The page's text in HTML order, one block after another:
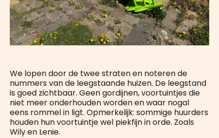
We lopen door de twee straten en noteren de
nummers van de leegstaande huizen. De leegstand
is goed zichtbaar. Geen gordijnen, voortuintjes die
niet meer onderhouden worden en waar nogal
eens rommel in ligt. Opmerkelijk: sommige huurders
houden hun voortuintje wel piekfijn in orde. Zoals
Wily en Lenie.